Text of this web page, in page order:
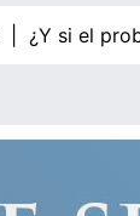
¿Y si el